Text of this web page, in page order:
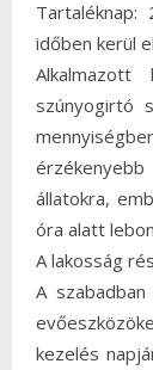
Tartaléknap:
időben kerül
szúnyogirtó
állatokra,
óra alatt
A lakosság
A
kezelés